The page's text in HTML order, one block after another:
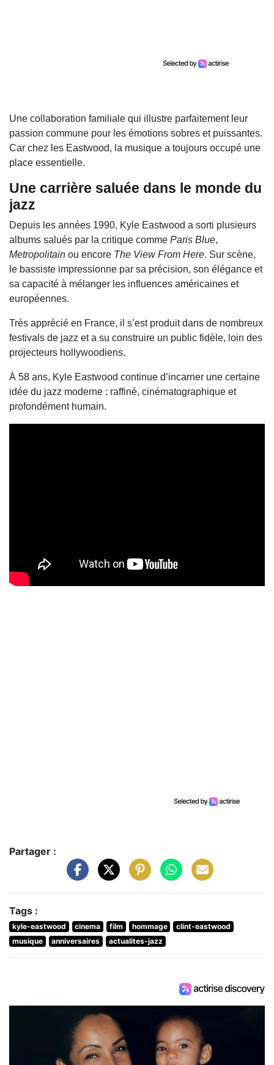
Une collaboration familiale qui illustre parfaitement leur
passion commune pour les émotions sobres et puissantes.
Car chez les Eastwood, la musique a toujours occupé une
place essentielle.
Une carrière saluée dans le monde du
jazz
Depuis les années 1990, Kyle Eastwood a sorti plusieurs
albums salués par la critique comme Paris Blue,
Metropolitain ou encore The View From Here. Sur scène,
le bassiste impressionne par sa précision, son élégance et
sa capacité à mélanger les influences américaines et
européennes.
Très apprécié en France, il s’est produit dans de nombreux
festivals de jazz et a su construire un public fidèle, loin des
projecteurs hollywoodiens.
À 58 ans, Kyle Eastwood continue d’incarner une certaine
idée du jazz moderne : raffiné, cinématographique et
profondément humain.
Partager :
Tags :
kyle-eastwood cinema film hommage
clint-eastwood
musique
anniversaires actualites-jazz